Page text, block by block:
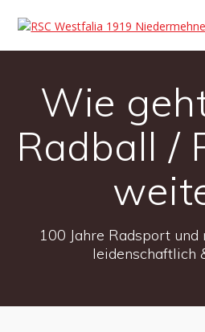
Wie
Radball /
100 Jahre Radsport und
leidenschaftlich